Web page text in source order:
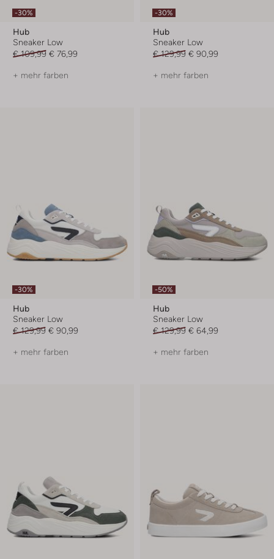
-30%
Hub
Sneaker Low
€ 109,99 € 76,99
+ mehr farben
-30%
Hub
Sneaker Low
€ 129,99 € 90,99
+ mehr farben
-30%
Hub
Sneaker Low
€ 129,99 € 90,99
+ mehr farben
-50%
Hub
Sneaker Low
€ 129,99 € 64,99
+ mehr farben